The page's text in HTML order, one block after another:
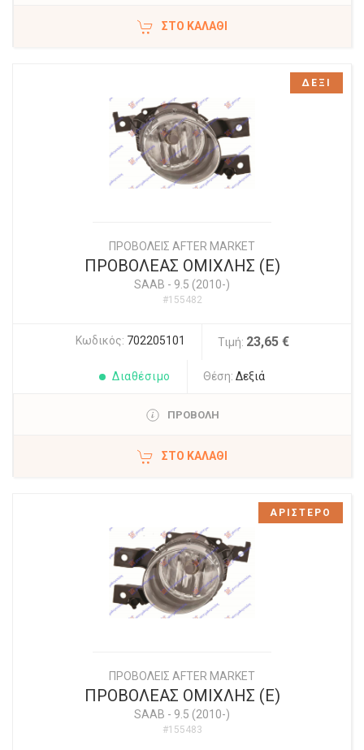
ΣΤΟ ΚΑΛΆΘΙ
ΠΡΟΒΟΛΕΙΣ AFTER MARKET
ΠΡΟΒΟΛΕΑΣ ΟΜΙΧΛΗΣ (Ε)
SAAB - 9.5 (2010-)
#155482
Κωδικός: 702205101 Τιμή: 23,65 €
Διαθέσιμο Θέση: Δεξιά
ΠΡΟΒΟΛΗ
ΣΤΟ ΚΑΛΆΘΙ
ΔΕΞΙ
ΠΡΟΒΟΛΕΙΣ AFTER MARKET
ΠΡΟΒΟΛΕΑΣ ΟΜΙΧΛΗΣ (Ε)
SAAB - 9.5 (2010-)
#155483
ΑΡΙΣΤΕΡΟ